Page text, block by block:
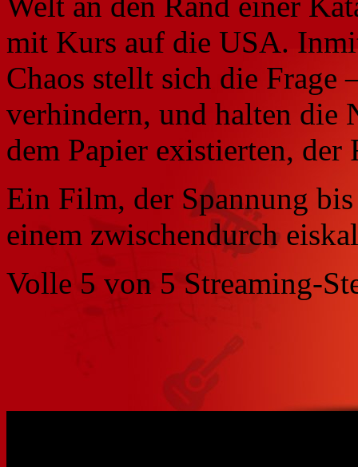
mit Kurs auf die USA.
Chaos stellt sich die Frage
verhindern, und halten die
dem Papier existierten, der
Ein Film, der Spannung
einem zwischendurch
Volle 5 von 5 Streaming-